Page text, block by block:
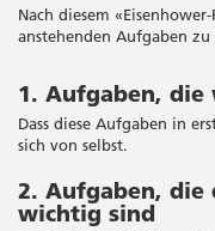
Nach diesem
anstehenden Aufgaben
1. Aufgaben,
Dass diese Aufgaben in
sich von selbst.
2. Aufgaben, die
wichtig sind